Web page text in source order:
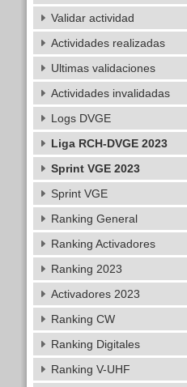
Validar actividad
Actividades realizadas
Ultimas validaciones
Actividades invalidadas
Logs DVGE
Liga RCH-DVGE 2023
Sprint VGE 2023
Sprint VGE
Ranking General
Ranking Activadores
Ranking 2023
Activadores 2023
Ranking CW
Ranking Digitales
Ranking V-UHF